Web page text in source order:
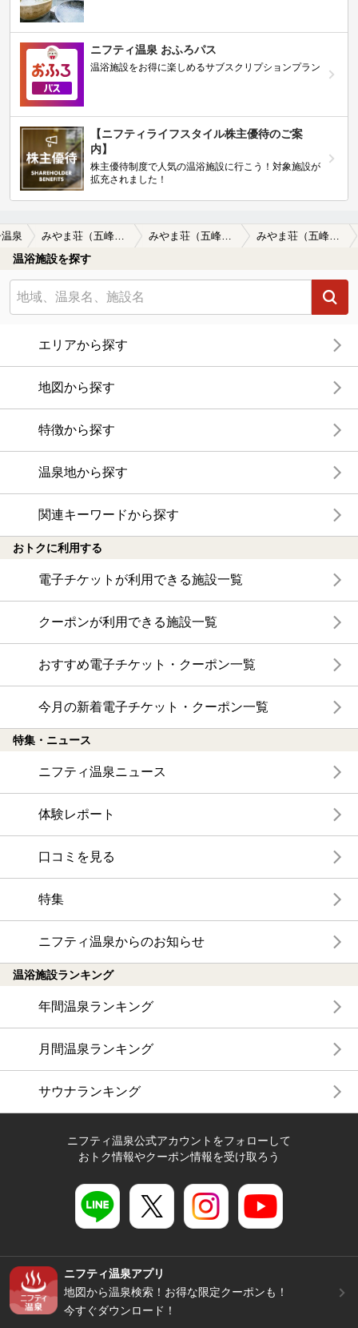
ニフティ温泉 おふろパス
温浴施設をお得に楽しめるサブスクリプションプラン
【ニフティライフスタイル株主優待のご案
内】
株主優待制度で人気の温浴施設に行こう！対象施設が
拡充されました！
泉 みやま荘（五峰荘別館） みやま荘（五峰荘別館）の口コミ一覧 みやま荘（五峰荘別館）の口コミ 五峰荘と同じ源泉
温浴施設を探す
エリアから探す
地図から探す
特徴から探す
温泉地から探す
関連キーワードから探す
おトクに利用する
電子チケットが利用できる施設一覧
クーポンが利用できる施設一覧
おすすめ電子チケット・クーポン一覧
今月の新着電子チケット・クーポン一覧
特集・ニュース
ニフティ温泉ニュース
体験レポート
口コミを見る
特集
ニフティ温泉からのお知らせ
温浴施設ランキング
年間温泉ランキング
月間温泉ランキング
サウナランキング
ニフティ温泉公式アカウントをフォローして
おトク情報やクーポン情報を受け取ろう
ニフティ温泉アプリ
地図から温泉検索！お得な限定クーポンも！
今すぐダウンロード！